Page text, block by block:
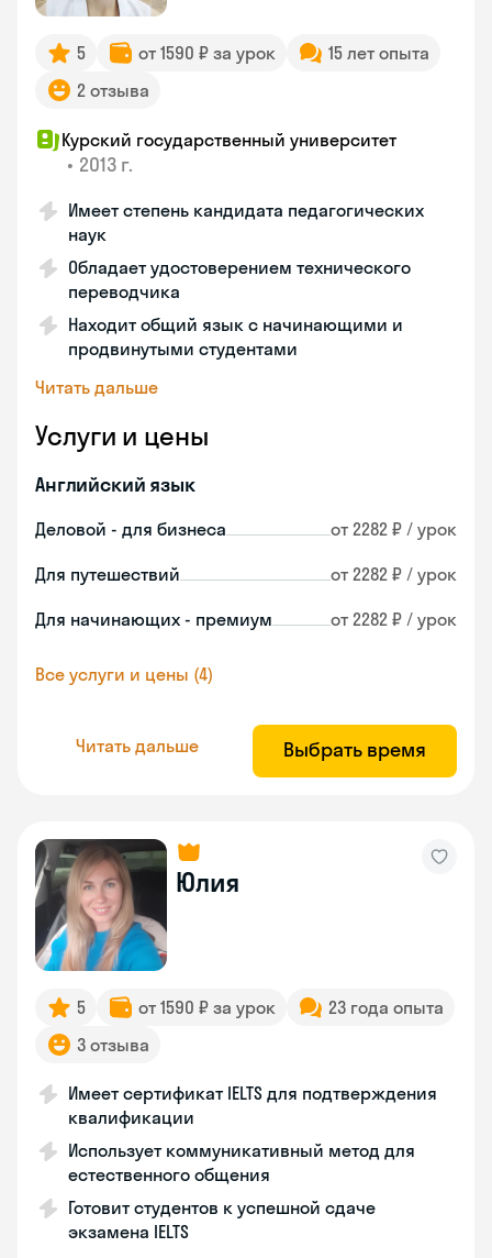
5 от 1590 ₽ за урок
15 лет опыта
2 отзыва
Курский государственный университет
• 2013 г.
Имеет степень кандидата педагогических
наук
Обладает удостоверением технического
переводчика
Находит общий язык с начинающими и
продвинутыми студентами
Читать дальше
Услуги и цены
Английский язык
Деловой - для бизнеса от 2282 ₽ / урок
Для путешествий от 2282 ₽ / урок
Для начинающих - премиум от 2282 ₽ / урок
Все услуги и цены (4)
Читать дальше Выбрать время
Юлия
5 от 1590 ₽ за урок
23 года опыта
3 отзыва
Имеет сертификат IELTS для подтверждения
квалификации
Использует коммуникативный метод для
естественного общения
Готовит студентов к успешной сдаче
экзамена IELTS